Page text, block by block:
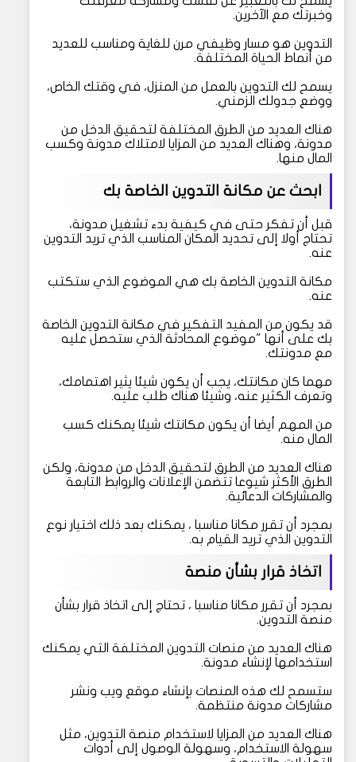
وخبرتك مع الآخرين.
التدوين هو مسار وظيفي مرن للغاية ومناسب للعديد
من أنماط الحياة المختلفة.
يسمح لك التدوين بالعمل من المنزل، في وقتك الخاص،
ووضع جدولك الزمني.
هناك العديد من الطرق المختلفة لتحقيق الدخل من
مدونة، وهناك العديد من المزايا لامتلاك مدونة وكسب
المال منها.
ابحث عن مكانة التدوين الخاصة بك
قبل أن تفكر حتى في كيفية بدء تشغيل مدونة،
تحتاج أولا إلى تحديد المكان المناسب الذي تريد التدوين
عنه.
مكانة التدوين الخاصة بك هي الموضوع الذي ستكتب
عنه.
قد يكون من المفيد التفكير في مكانة التدوين الخاصة
بك على أنها "موضوع المحادثة الذي ستحصل عليه
مع مدونتك.
مهما كان مكانتك، يجب أن يكون شيئا يثير اهتمامك،
وتعرف الكثير عنه، وشيئا هناك طلب عليه.
من المهم أيضا أن يكون مكانتك شيئا يمكنك كسب
المال منه.
هناك العديد من الطرق لتحقيق الدخل من مدونة، ولكن
الطرق الأكثر شيوعا تتضمن الإعلانات والروابط التابعة
والمشاركات الدعائية.
بمجرد أن تقرر مكانا مناسبا ، يمكنك بعد ذلك اختيار نوع
التدوين الذي تريد القيام به.
اتخاذ قرار بشأن منصة
بمجرد أن تقرر مكانا مناسبا ، تحتاج إلى اتخاذ قرار بشأن
منصة التدوين.
هناك العديد من منصات التدوين المختلفة التي يمكنك
استخدامها لإنشاء مدونة.
ستسمح لك هذه المنصات بإنشاء موقع ويب ونشر
مشاركات مدونة منتظمة.
هناك العديد من المزايا لاستخدام منصة التدوين، مثل
سهولة الاستخدام، وسهولة الوصول إلى أدوات